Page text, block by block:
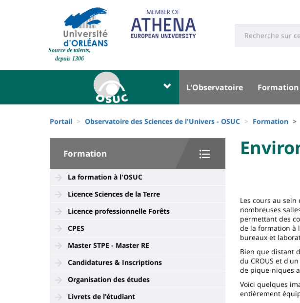
Site
Source de talents,
depuis 1306
Université
Université
Block
liste
des
composantes
Menu
principal
L'Observatoire Formation
d'Ariane
Portail Observatoire des Sciences de l'Univers - OSUC Formation
University
Sidebar
Formation
La formation à l'OSUC
Licence Sciences de la Terre
Licence professionnelle Forêts
CPES
Master STPE - Master RE
Candidatures & Inscriptions
Organisation des études
Livrets de l'étudiant
content
Titre
Contenu
de
la
page
Les cours au
nombreuses
permettant des
de la formation à
bureaux et
Bien que distant
du CROUS et
de pique-niques
Voici quelques
entièrement